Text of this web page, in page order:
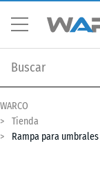
WARCO
Tienda
Rampa para umbrales